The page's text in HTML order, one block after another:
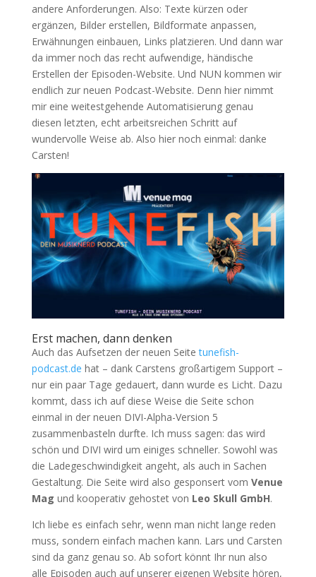
andere Anforderungen. Also: Texte kürzen oder
ergänzen, Bilder erstellen, Bildformate anpassen,
Erwähnungen einbauen, Links platzieren. Und dann war
da immer noch das recht aufwendige, händische
Erstellen der Episoden-Website. Und NUN kommen wir
endlich zur neuen Podcast-Website. Denn hier nimmt
mir eine weitestgehende Automatisierung genau
diesen letzten, echt arbeitsreichen Schritt auf
wundervolle Weise ab. Also hier noch einmal: danke
Carsten!
Erst machen, dann denken
Auch das Aufsetzen der neuen Seite tunefish-
podcast.de hat – dank Carstens großartigem Support –
nur ein paar Tage gedauert, dann wurde es Licht. Dazu
kommt, dass ich auf diese Weise die Seite schon
einmal in der neuen DIVI-Alpha-Version 5
zusammenbasteln durfte. Ich muss sagen: das wird
schön und DIVI wird um einiges schneller. Sowohl was
die Ladegeschwindigkeit angeht, als auch in Sachen
Gestaltung. Die Seite wird also gesponsert vom Venue
Mag und kooperativ gehostet von Leo Skull GmbH.
Ich liebe es einfach sehr, wenn man nicht lange reden
muss, sondern einfach machen kann. Lars und Carsten
sind da ganz genau so. Ab sofort könnt Ihr nun also
alle Episoden auch auf unserer eigenen Website hören,